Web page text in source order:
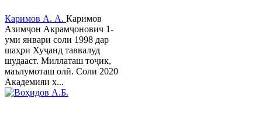
Каримов А. А. Каримов
Азимҷон Акрамҷонович 1-
уми январи соли 1998 дар
шаҳри Хуҷанд таввалуд
шудааст. Миллаташ тоҷик,
маълумоташ олӣ. Соли 2020
Академияи х...